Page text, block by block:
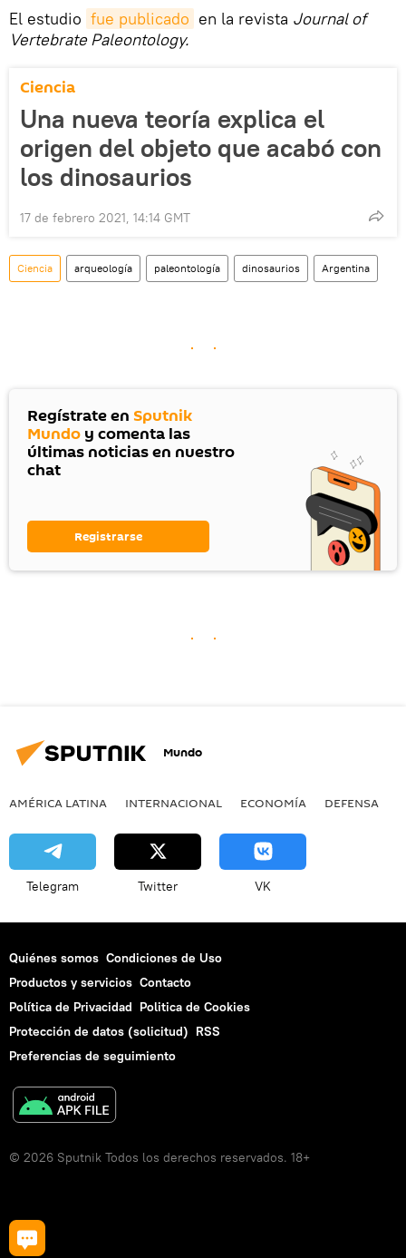
El estudio fue publicado en la revista Journal of
Vertebrate Paleontology.
Ciencia
Una nueva teoría explica el
origen del objeto que acabó con
los dinosaurios
17 de febrero 2021, 14:14 GMT
Ciencia arqueología paleontología dinosaurios Argentina
Regístrate en Sputnik
Mundo y comenta las
últimas noticias en nuestro
chat
Registrarse
Mundo
AMÉRICA LATINA INTERNACIONAL ECONOMÍA DEFENSA
Telegram Twitter VK
Quiénes somos Condiciones de Uso
Productos y servicios Contacto
Política de Privacidad Politica de Cookies
Protección de datos (solicitud) RSS
Preferencias de seguimiento
© 2026 Sputnik Todos los derechos reservados. 18+